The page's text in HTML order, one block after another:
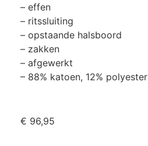
– effen
– ritssluiting
– opstaande halsboord
– zakken
– afgewerkt
– 88% katoen, 12% polyester
€ 96,95